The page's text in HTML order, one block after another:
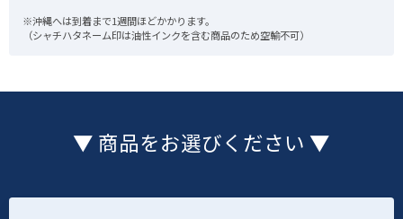
※沖縄へは到着まで1週間ほどかかります。
（シャチハタネーム印は油性インクを含む商品のため空輸不可）
▼ 商品をお選びください ▼